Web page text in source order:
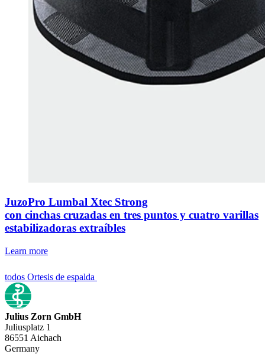
JuzoPro Lumbal Xtec Strong
con cinchas cruzadas en tres puntos y cuatro varillas
estabilizadoras extraíbles
Learn more
todos Ortesis de espalda
Julius Zorn GmbH
Juliusplatz 1
86551 Aichach
Germany